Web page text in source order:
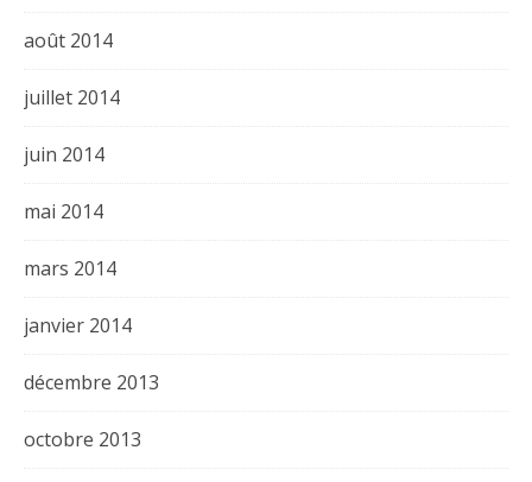
août 2014
juillet 2014
juin 2014
mai 2014
mars 2014
janvier 2014
décembre 2013
octobre 2013